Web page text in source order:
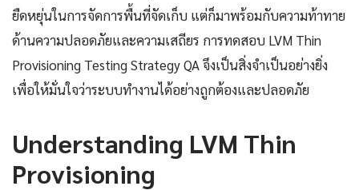
ยืดหยุ่นในการจัดการพื้นที่จัดเก็บ แต่ก็มาพร้อมกับความท้าทาย
ด้านความปลอดภัยและความเสถียร การทดสอบ LVM Thin
Provisioning Testing Strategy QA จึงเป็นสิ่งจำเป็นอย่างยิ่ง
เพื่อให้มั่นใจว่าระบบทำงานได้อย่างถูกต้องและปลอดภัย
Understanding LVM Thin
Provisioning